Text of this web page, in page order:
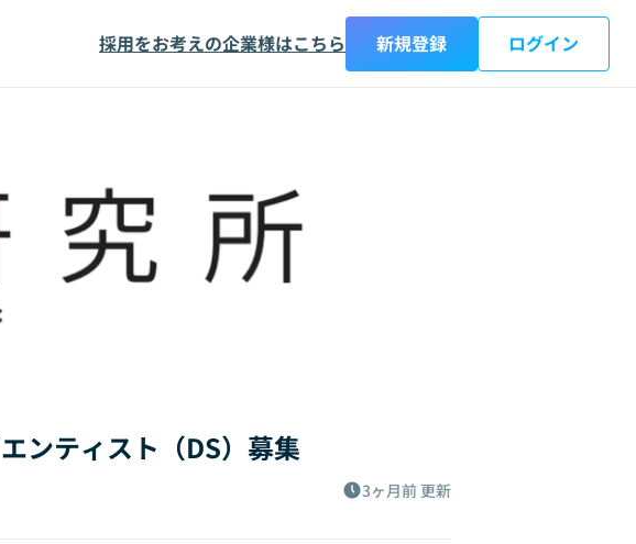
採用をお考えの企業様はこちら 新規登録 ログイン
ンティスト（DS）募集
3ヶ月前 更新